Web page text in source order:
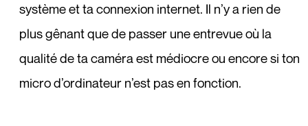
système et ta connexion internet. Il n’y a rien de
plus gênant que de passer une entrevue où la
qualité de ta caméra est médiocre ou encore si ton
micro d’ordinateur n’est pas en fonction.